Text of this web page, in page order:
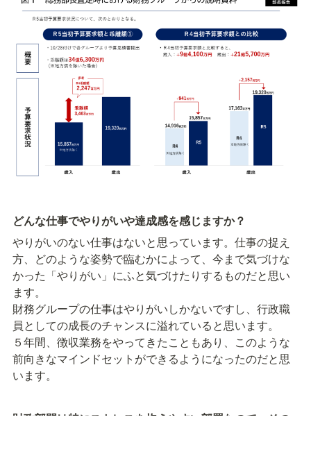
どんな仕事でやりがいや達成感を感じますか？
やりがいのない仕事はないと思っています。仕事の捉え
方、どのような姿勢で臨むかによって、今まで気づけな
かった「やりがい」にふと気づけたりするものだと思い
ます。
財務グループの仕事はやりがいしかないですし、行政職
員としての成長のチャンスに溢れていると思います。
５年間、徴収業務をやってきたこともあり、このような
前向きなマインドセットができるようになったのだと思
います。
財政部門は特にストレスを抱えやすい部署なので、その